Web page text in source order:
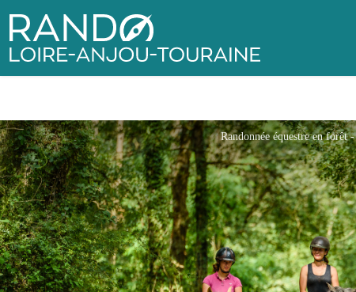
Rando Loire-Anjou-Touraine